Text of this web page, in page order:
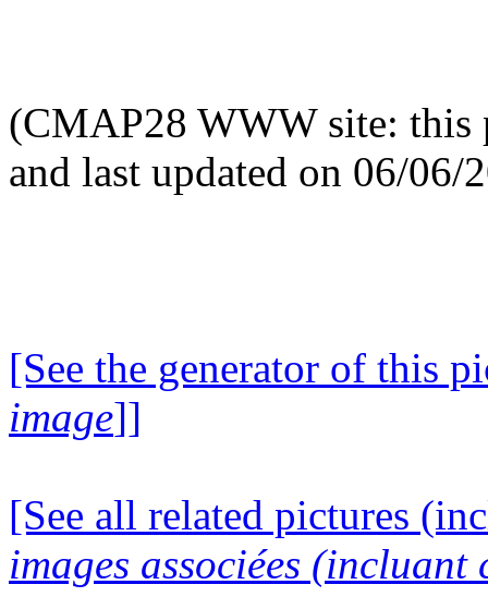
(CMAP28 WWW site: this
and last updated on 06/06/
[See the generator of this
image]]
[See all related pictures
images associées (incluant